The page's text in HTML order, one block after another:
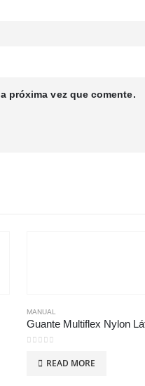
próxima vez que comente.
MANUAL
Guante Multiflex Nylon
READ MORE